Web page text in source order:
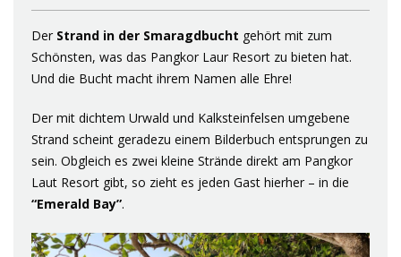
Der Strand in der Smaragdbucht gehört mit zum
Schönsten, was das Pangkor Laur Resort zu bieten hat.
Und die Bucht macht ihrem Namen alle Ehre!
Der mit dichtem Urwald und Kalksteinfelsen umgebene
Strand scheint geradezu einem Bilderbuch entsprungen zu
sein. Obgleich es zwei kleine Strände direkt am Pangkor
Laut Resort gibt, so zieht es jeden Gast hierher – in die
“Emerald Bay”.